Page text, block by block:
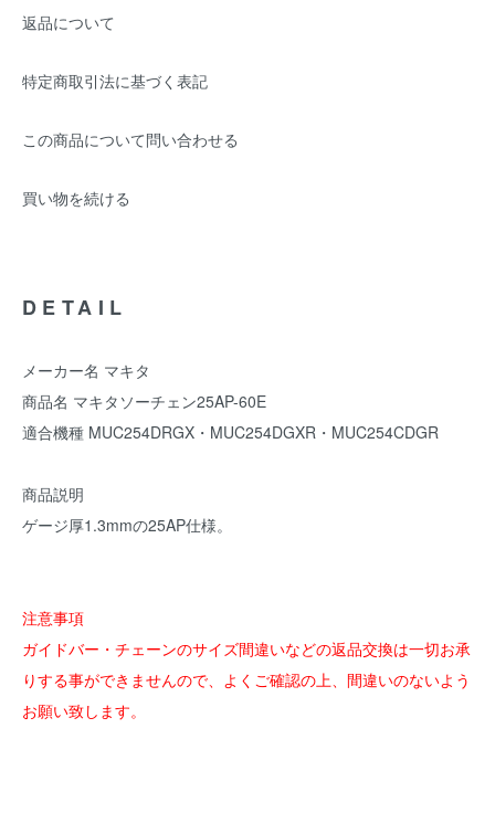
返品について
特定商取引法に基づく表記
この商品について問い合わせる
買い物を続ける
DETAIL
メーカー名 マキタ
商品名 マキタソーチェン25AP-60E
適合機種 MUC254DRGX・MUC254DGXR・MUC254CDGR
商品説明
ゲージ厚1.3mmの25AP仕様。
注意事項
ガイドバー・チェーンのサイズ間違いなどの返品交換は一切お承
りする事ができませんので、よくご確認の上、間違いのないよう
お願い致します。